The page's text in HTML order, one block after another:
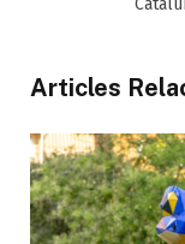
Articles